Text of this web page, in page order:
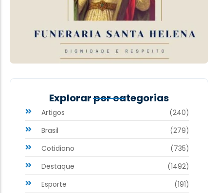
Explorar por categorias
Artigos
(240)
Brasil
(279)
Cotidiano
(735)
Destaque
(1492)
Esporte
(191)